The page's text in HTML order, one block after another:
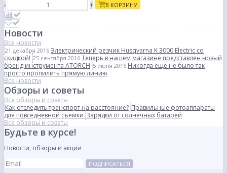
-
+ В КОРЗИНУ
Новости
Все новости
21 декабря 2016 Электрический резчик Husqvarna K 3000 Electric со
скидкой! 25 сентября 2016 Теперь в нашем магазине представлен новый
бренд инструмента ATORCH 5 июня 2016 Никогда еще не было так
просто пропилить прямую линию
Все новости
Обзоры и советы
Все обзоры и советы
Как отследить транспорт на расстояние? Правильные фотоаппараты
для повседневной съемки Зарядки от солнечных батарей
Все обзоры и советы
Будьте в курсе!
Новости, обзоры и акции
ПОДПИСАТЬСЯ